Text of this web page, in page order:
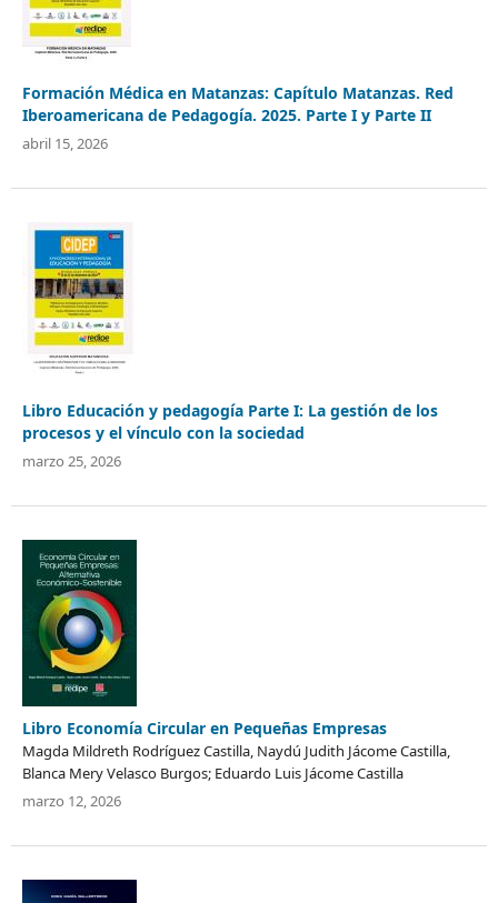
Formación Médica en Matanzas: Capítulo Matanzas. Red
Iberoamericana de Pedagogía. 2025. Parte I y Parte II
abril 15, 2026
Libro Educación y pedagogía Parte I: La gestión de los
procesos y el vínculo con la sociedad
marzo 25, 2026
Libro Economía Circular en Pequeñas Empresas
Magda Mildreth Rodríguez Castilla, Naydú Judith Jácome Castilla,
Blanca Mery Velasco Burgos; Eduardo Luis Jácome Castilla
marzo 12, 2026